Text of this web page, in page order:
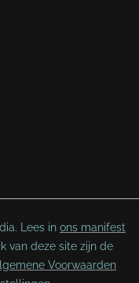
Lees in ons manifest
van deze site zijn de
Voorwaarden